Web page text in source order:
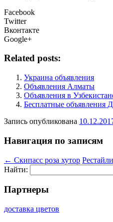
Facebook
Twitter
Вконтакте
Google+
Related posts:
Украина объявления
Объявления Алматы
Объявления в
Бесплатные объявления
Запись опубликована
Навигация по записям
← Скипасс роза хутор
Найти:
Партнеры
доставка цветов